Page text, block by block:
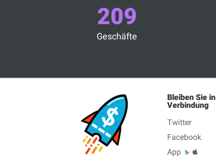
209
Geschäfte
Bleiben Sie in
Verbindung
Twitter
Facebook
App